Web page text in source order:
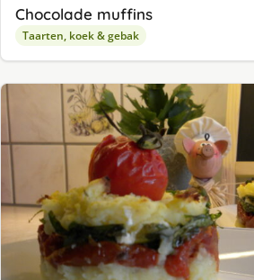
Chocolade muffins
Taarten, koek & gebak